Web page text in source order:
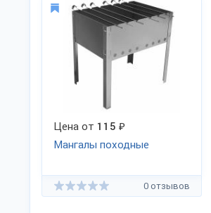
Цена от 115 ₽
Мангалы походные
0 отзывов